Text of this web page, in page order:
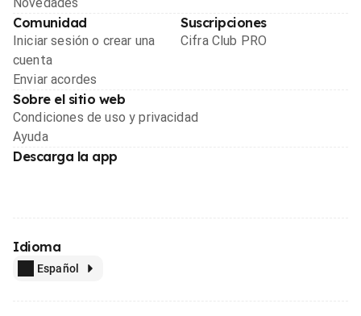
Comunidad
Iniciar sesión o crear una
cuenta
Enviar acordes
Suscripciones
Cifra Club PRO
Sobre el sitio web
Condiciones de uso y privacidad
Ayuda
Descarga la app
Idioma
Español